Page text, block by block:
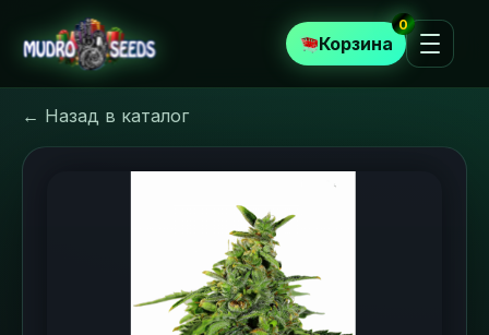
Корзина
0
← Назад в каталог